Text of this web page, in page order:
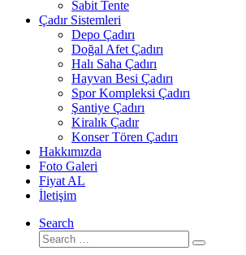
Sabit Tente
Çadır Sistemleri
Depo Çadırı
Doğal Afet Çadırı
Halı Saha Çadırı
Hayvan Besi Çadırı
Spor Kompleksi Çadırı
Şantiye Çadırı
Kiralık Çadır
Konser Tören Çadırı
Hakkımızda
Foto Galeri
Fiyat AL
İletişim
Search
Search
Search